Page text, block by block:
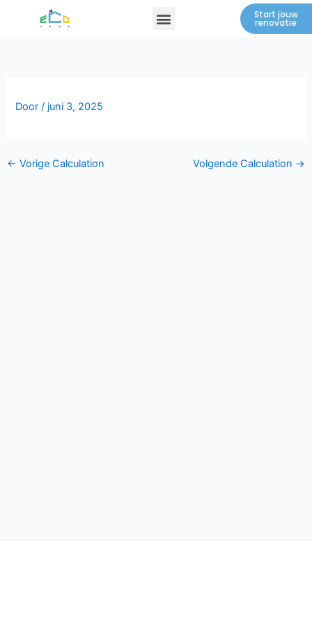
Menu Start jouw
renovatie
Door/ juni 3, 2025
← Vorige Calculation Volgende Calculation →